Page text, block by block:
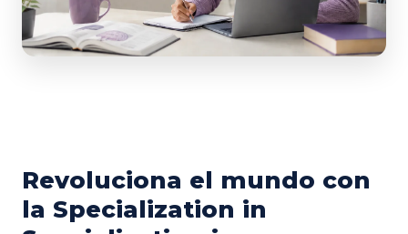
Revoluciona el mundo con
la Specialization in